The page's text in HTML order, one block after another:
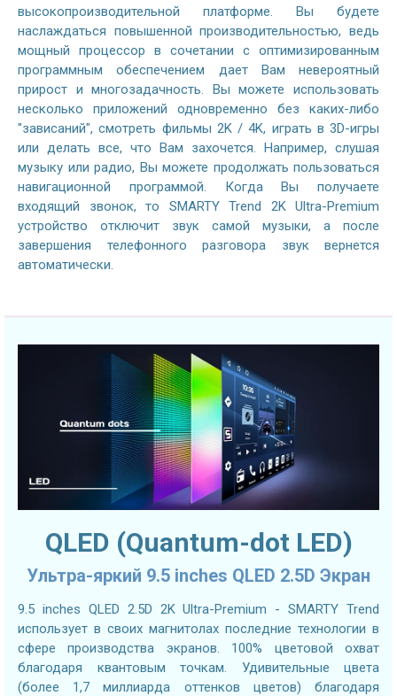
высокопроизводительной платформе. Вы будете
наслаждаться повышенной производительностью, ведь
мощный процессор в сочетании с оптимизированным
программным обеспечением дает Вам невероятный
прирост и многозадачность. Вы можете использовать
несколько приложений одновременно без каких-либо
"зависаний", смотреть фильмы 2K / 4K, играть в 3D-игры
или делать все, что Вам захочется. Например, слушая
музыку или радио, Вы можете продолжать пользоваться
навигационной программой. Когда Вы получаете
входящий звонок, то SMARTY Trend 2K Ultra-Premium
устройство отключит звук самой музыки, а после
завершения телефонного разговора звук вернется
автоматически.
QLED (Quantum-dot LED)
Ультра-яркий 9.5 inches QLED 2.5D Экран
9.5 inches QLED 2.5D 2K Ultra-Premium - SMARTY Trend
использует в своих магнитолах последние технологии в
сфере производства экранов. 100% цветовой охват
благодаря квантовым точкам. Удивительные цвета
(более 1,7 миллиарда оттенков цветов) благодаря